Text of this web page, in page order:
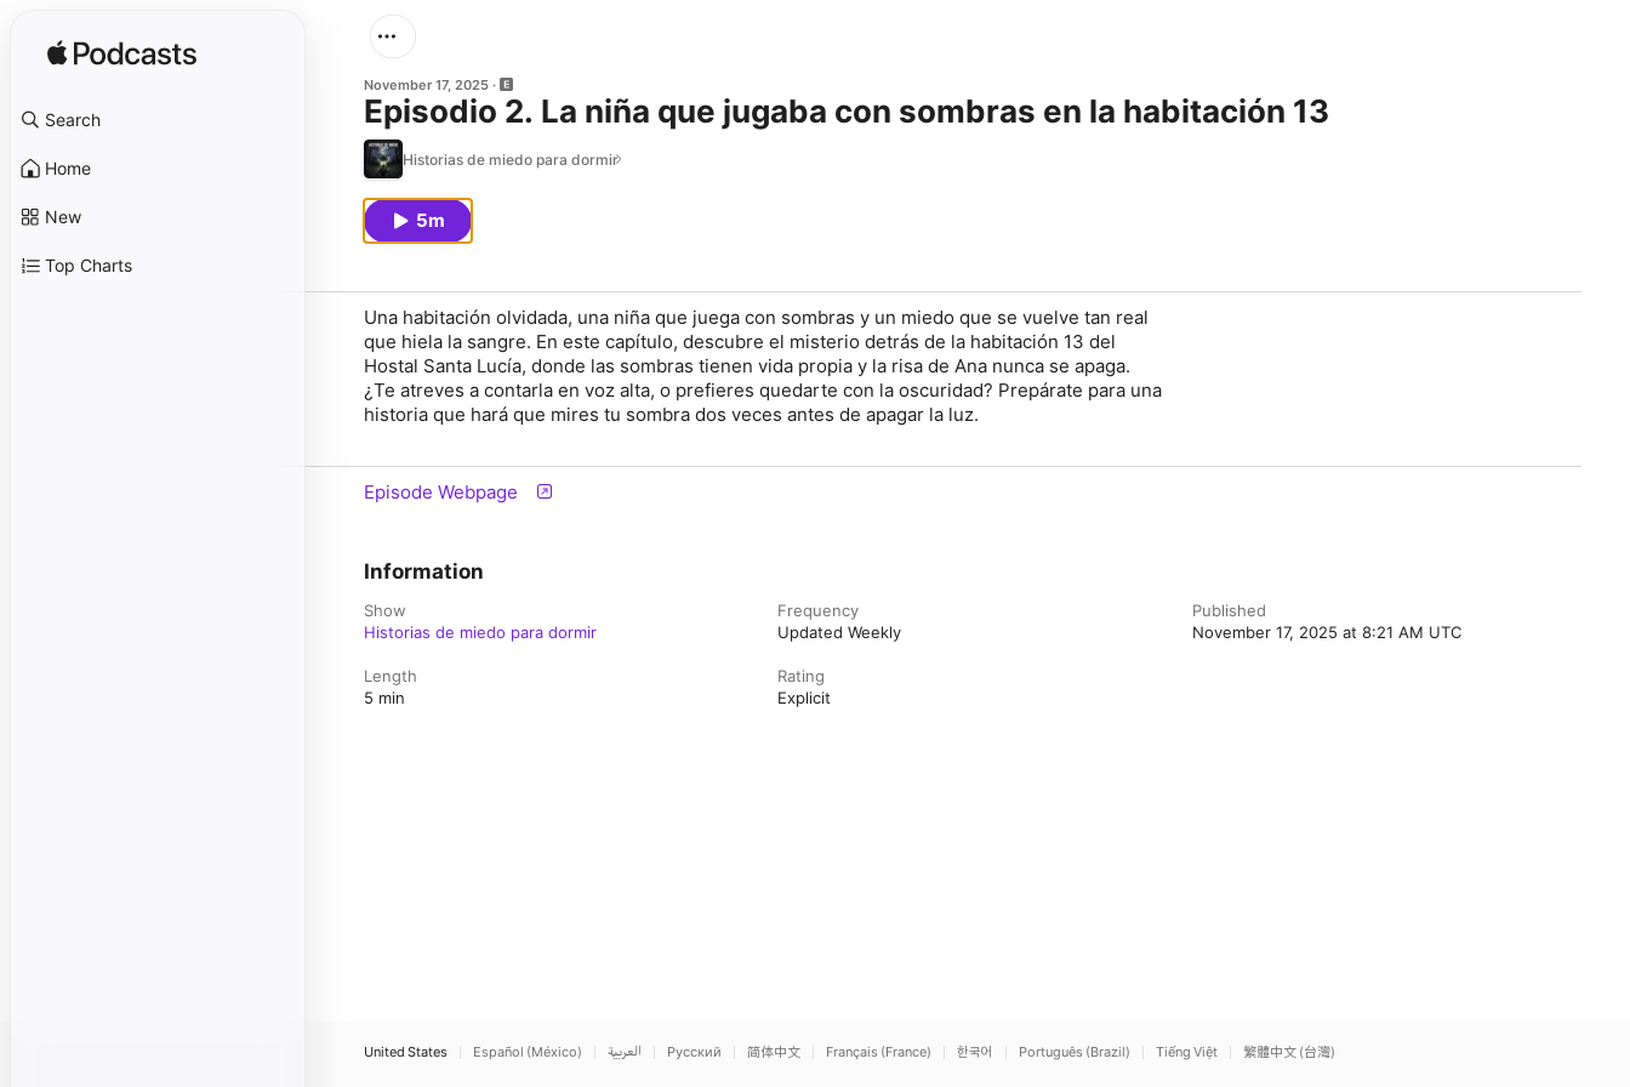
Search
Home
New
Top Charts
November 17, 2025
Episodio 2. La niña que jugaba con sombras en la habitación 13
Historias de miedo para dormir
5m
Una habitación olvidada, una niña que juega con sombras y un miedo que se vuelve tan real
que hiela la sangre. En este capítulo, descubre el misterio detrás de la habitación 13 del
Hostal Santa Lucía, donde las sombras tienen vida propia y la risa de Ana nunca se apaga.
¿Te atreves a contarla en voz alta, o prefieres quedarte con la oscuridad? Prepárate para una
historia que hará que mires tu sombra dos veces antes de apagar la luz.
Episode Webpage
Information
Show
Historias de miedo para dormir
Frequency
Updated Weekly
Published
November 17, 2025 at 8:21 AM UTC
Length
5 min
Rating
Explicit
United States Español (México) العربية Русский 简体中文 Français (France) 한국어 Português (Brazil) Tiếng Việt 繁體中文 (台灣)